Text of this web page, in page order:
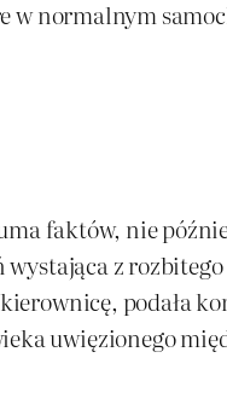
normalnym
faktów, nie
wystająca z
podała
uwięzionego